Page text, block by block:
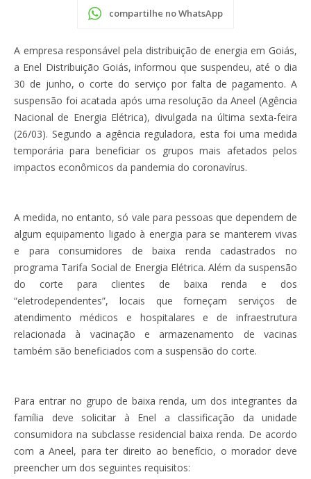
compartilhe no WhatsApp
A empresa responsável pela distribuição de energia em Goiás,
a Enel Distribuição Goiás, informou que suspendeu, até o dia
30 de junho, o corte do serviço por falta de pagamento. A
suspensão foi acatada após uma resolução da Aneel (Agência
Nacional de Energia Elétrica), divulgada na última sexta-feira
(26/03). Segundo a agência reguladora, esta foi uma medida
temporária para beneficiar os grupos mais afetados pelos
impactos econômicos da pandemia do coronavírus.
A medida, no entanto, só vale para pessoas que dependem de
algum equipamento ligado à energia para se manterem vivas
e para consumidores de baixa renda cadastrados no
programa Tarifa Social de Energia Elétrica. Além da suspensão
do corte para clientes de baixa renda e dos
“eletrodependentes”, locais que forneçam serviços de
atendimento médicos e hospitalares e de infraestrutura
relacionada à vacinação e armazenamento de vacinas
também são beneficiados com a suspensão do corte.
Para entrar no grupo de baixa renda, um dos integrantes da
família deve solicitar à Enel a classificação da unidade
consumidora na subclasse residencial baixa renda. De acordo
com a Aneel, para ter direito ao benefício, o morador deve
preencher um dos seguintes requisitos: